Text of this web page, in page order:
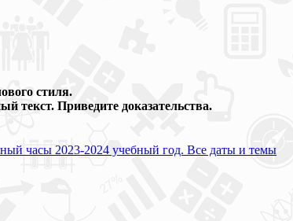
стиля.
текст. Приведите доказательства.
часы 2023-2024 учебный год. Все даты и темы